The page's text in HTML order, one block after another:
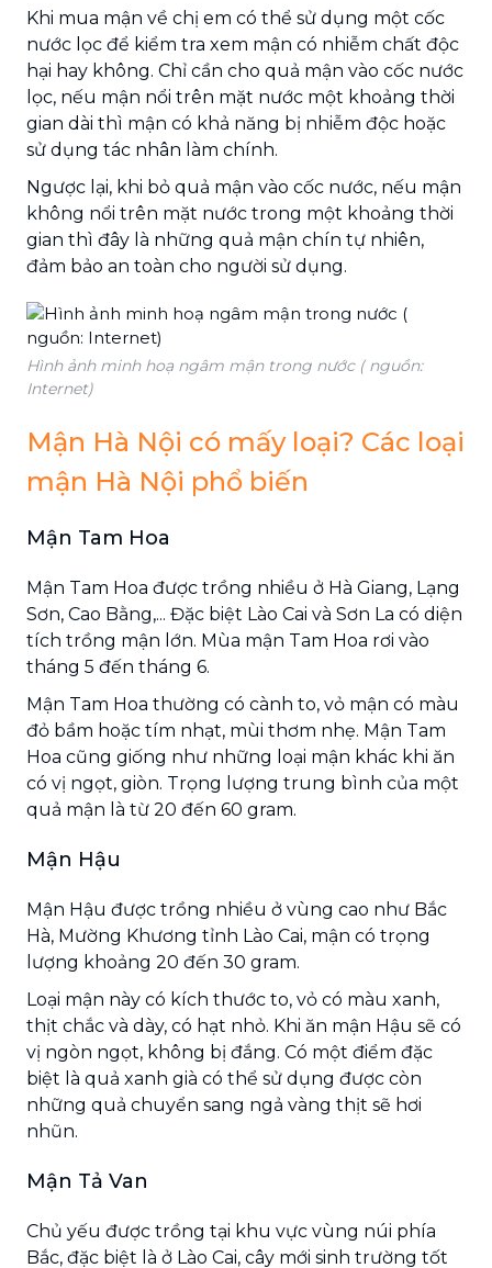
Khi mua mận về chị em có thể sử dụng một cốc
nước lọc để kiểm tra xem mận có nhiễm chất độc
hại hay không. Chỉ cần cho quả mận vào cốc nước
lọc, nếu mận nổi trên mặt nước một khoảng thời
gian dài thì mận có khả năng bị nhiễm độc hoặc
sử dụng tác nhân làm chính.
Ngược lại, khi bỏ quả mận vào cốc nước, nếu mận
không nổi trên mặt nước trong một khoảng thời
gian thì đây là những quả mận chín tự nhiên,
đảm bảo an toàn cho người sử dụng.
Hình ảnh minh hoạ ngâm mận trong nước ( nguồn:
Internet)
Mận Hà Nội có mấy loại? Các loại
mận Hà Nội phổ biến
Mận Tam Hoa
Mận Tam Hoa được trồng nhiều ở Hà Giang, Lạng
Sơn, Cao Bằng,... Đặc biệt Lào Cai và Sơn La có diện
tích trồng mận lớn. Mùa mận Tam Hoa rơi vào
tháng 5 đến tháng 6.
Mận Tam Hoa thường có cành to, vỏ mận có màu
đỏ bầm hoặc tím nhạt, mùi thơm nhẹ. Mận Tam
Hoa cũng giống như những loại mận khác khi ăn
có vị ngọt, giòn. Trọng lượng trung bình của một
quả mận là từ 20 đến 60 gram.
Mận Hậu
Mận Hậu được trồng nhiều ở vùng cao như Bắc
Hà, Mường Khương tỉnh Lào Cai, mận có trọng
lượng khoảng 20 đến 30 gram.
Loại mận này có kích thước to, vỏ có màu xanh,
thịt chắc và dày, có hạt nhỏ. Khi ăn mận Hậu sẽ có
vị ngòn ngọt, không bị đắng. Có một điểm đặc
biệt là quả xanh già có thể sử dụng được còn
những quả chuyển sang ngả vàng thịt sẽ hơi
nhũn.
Mận Tả Van
Chủ yếu được trồng tại khu vực vùng núi phía
Bắc, đặc biệt là ở Lào Cai, cây mới sinh trường tốt